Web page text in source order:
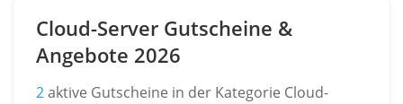
Cloud-Server Gutscheine &
Angebote 2026
2aktive Gutscheine in der Kategorie Cloud-